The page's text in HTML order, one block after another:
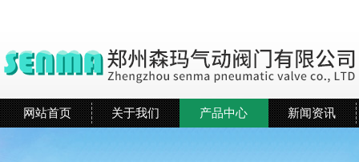
网站首页 关于我们 产品中心 新闻资讯